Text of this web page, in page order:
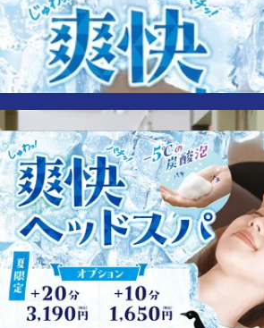
☆-------------------------------------------------☆
マッサージファンに大人気！！
Re.Ra.Ku大宮西口店 ☆大宮駅から徒歩1分☆
≪住所≫